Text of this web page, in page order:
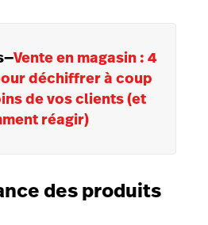
—Vente en magasin : 4
déchiffrer à coup
de vos clients (et
réagir)
des produits